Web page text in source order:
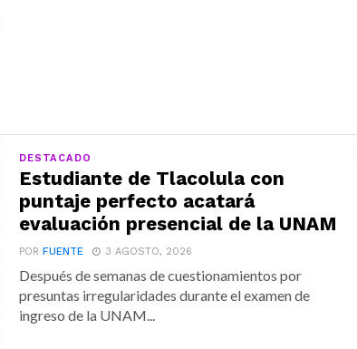
DESTACADO
Estudiante de Tlacolula con
puntaje perfecto acatará
evaluación presencial de la UNAM
PORFUENTE 3 AGOSTO, 2026
Después de semanas de cuestionamientos por
presuntas irregularidades durante el examen de
ingreso de la UNAM...